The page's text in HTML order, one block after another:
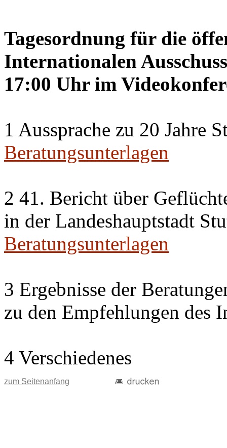
Tagesordnung für die
Internationalen
17:00 Uhr im
1 Aussprache zu 20 Jahre
Beratungsunterlagen
2 41. Bericht über
in der Landeshauptstadt
Beratungsunterlagen
3 Ergebnisse der
zu den Empfehlungen des
4 Verschiedenes
zum Seitenanfang